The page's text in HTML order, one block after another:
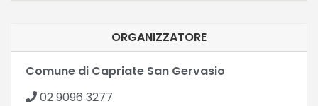
ORGANIZZATORE
Comune di Capriate San Gervasio
02 9096 3277